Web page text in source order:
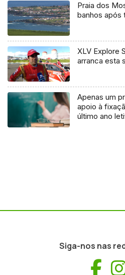
Praia dos
banhos após
XLV Explore
arranca esta
Apenas um
apoio à
último ano
Siga-nos nas